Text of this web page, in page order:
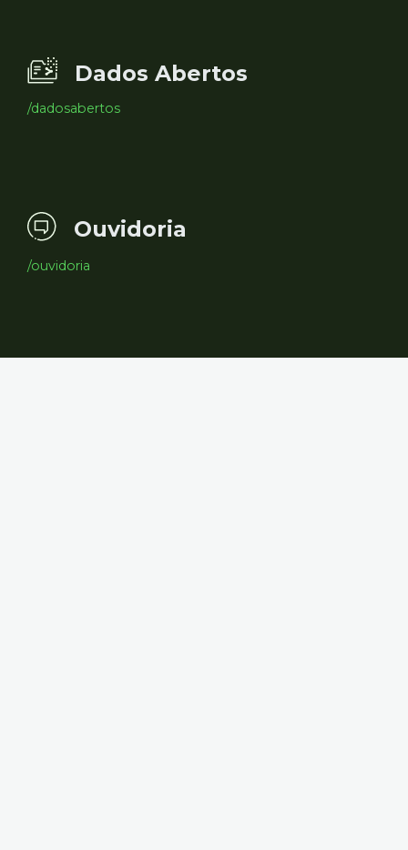
Dados Abertos
/dadosabertos
Ouvidoria
/ouvidoria